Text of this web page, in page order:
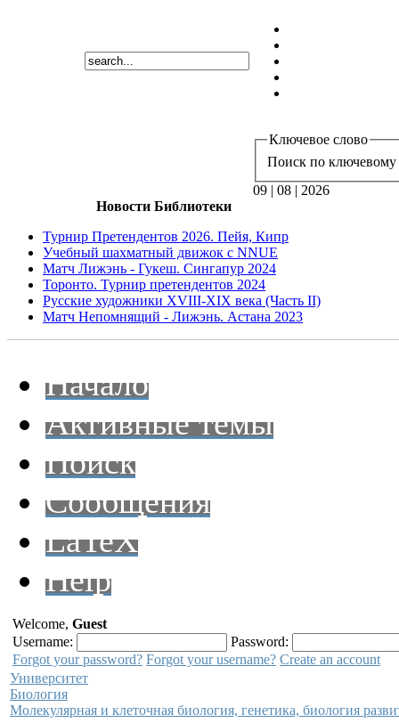
Ключевое слово
Поиск по ключевому
09 | 08 | 2026
Новости Библиотеки
Турнир Претендентов 2026. Пейя, Кипр
Учебный шахматный движок с NNUE
Матч Лижэнь - Гукеш. Сингапур 2024
Торонто. Турнир претендентов 2024
Русские художники XVIII-XIX века (Часть II)
Матч Непомнящий - Лижэнь. Астана 2023
Начало
Активные темы
Поиск
Сообщения
LaTeX
Help
Welcome, Guest
Username:
Password:
Forgot your password? Forgot your username? Create an account
Университет
Биология
Молекулярная и клеточная биология, генетика, биология